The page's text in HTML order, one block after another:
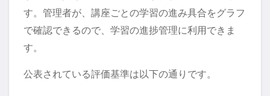
す。管理者が、講座ごとの学習の進み具合をグラフ
で確認できるので、学習の進捗管理に利用できま
す。
公表されている評価基準は以下の通りです。